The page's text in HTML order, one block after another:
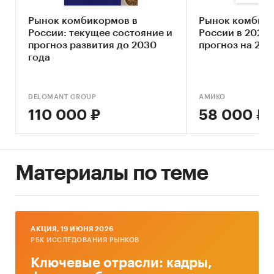
выручка, прибыль, рентабельность продаж, а
также контактные данные.
Объемы экспорта комбикормов в натуральных
странам, статистика цен экспорта по годам,
странам, объемы покупок по потребителям,
объемы поставок по экспортерам. Рейтинг
обозначением объемов экспорта по стоимости
и физическим величинам.
странам, объемы покупок по потребителям,
ключевых импортеров, покупателей с
Рынок комбикормов в
России: текущее состояние и
прогноз развития до 2030
года
DELOMANT GROUP
110 000 ₽
Рынок
России в 2020-
прогноз на
АМИКО
58 000 ₽
Материалы по теме
AКЦИЯ, 19 ИЮНЯ 2026
РБК ИССЛЕДОВАНИЯ РЫНКОВ
Ключевые отрасли: кадры,